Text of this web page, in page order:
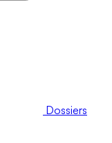
Dossiers